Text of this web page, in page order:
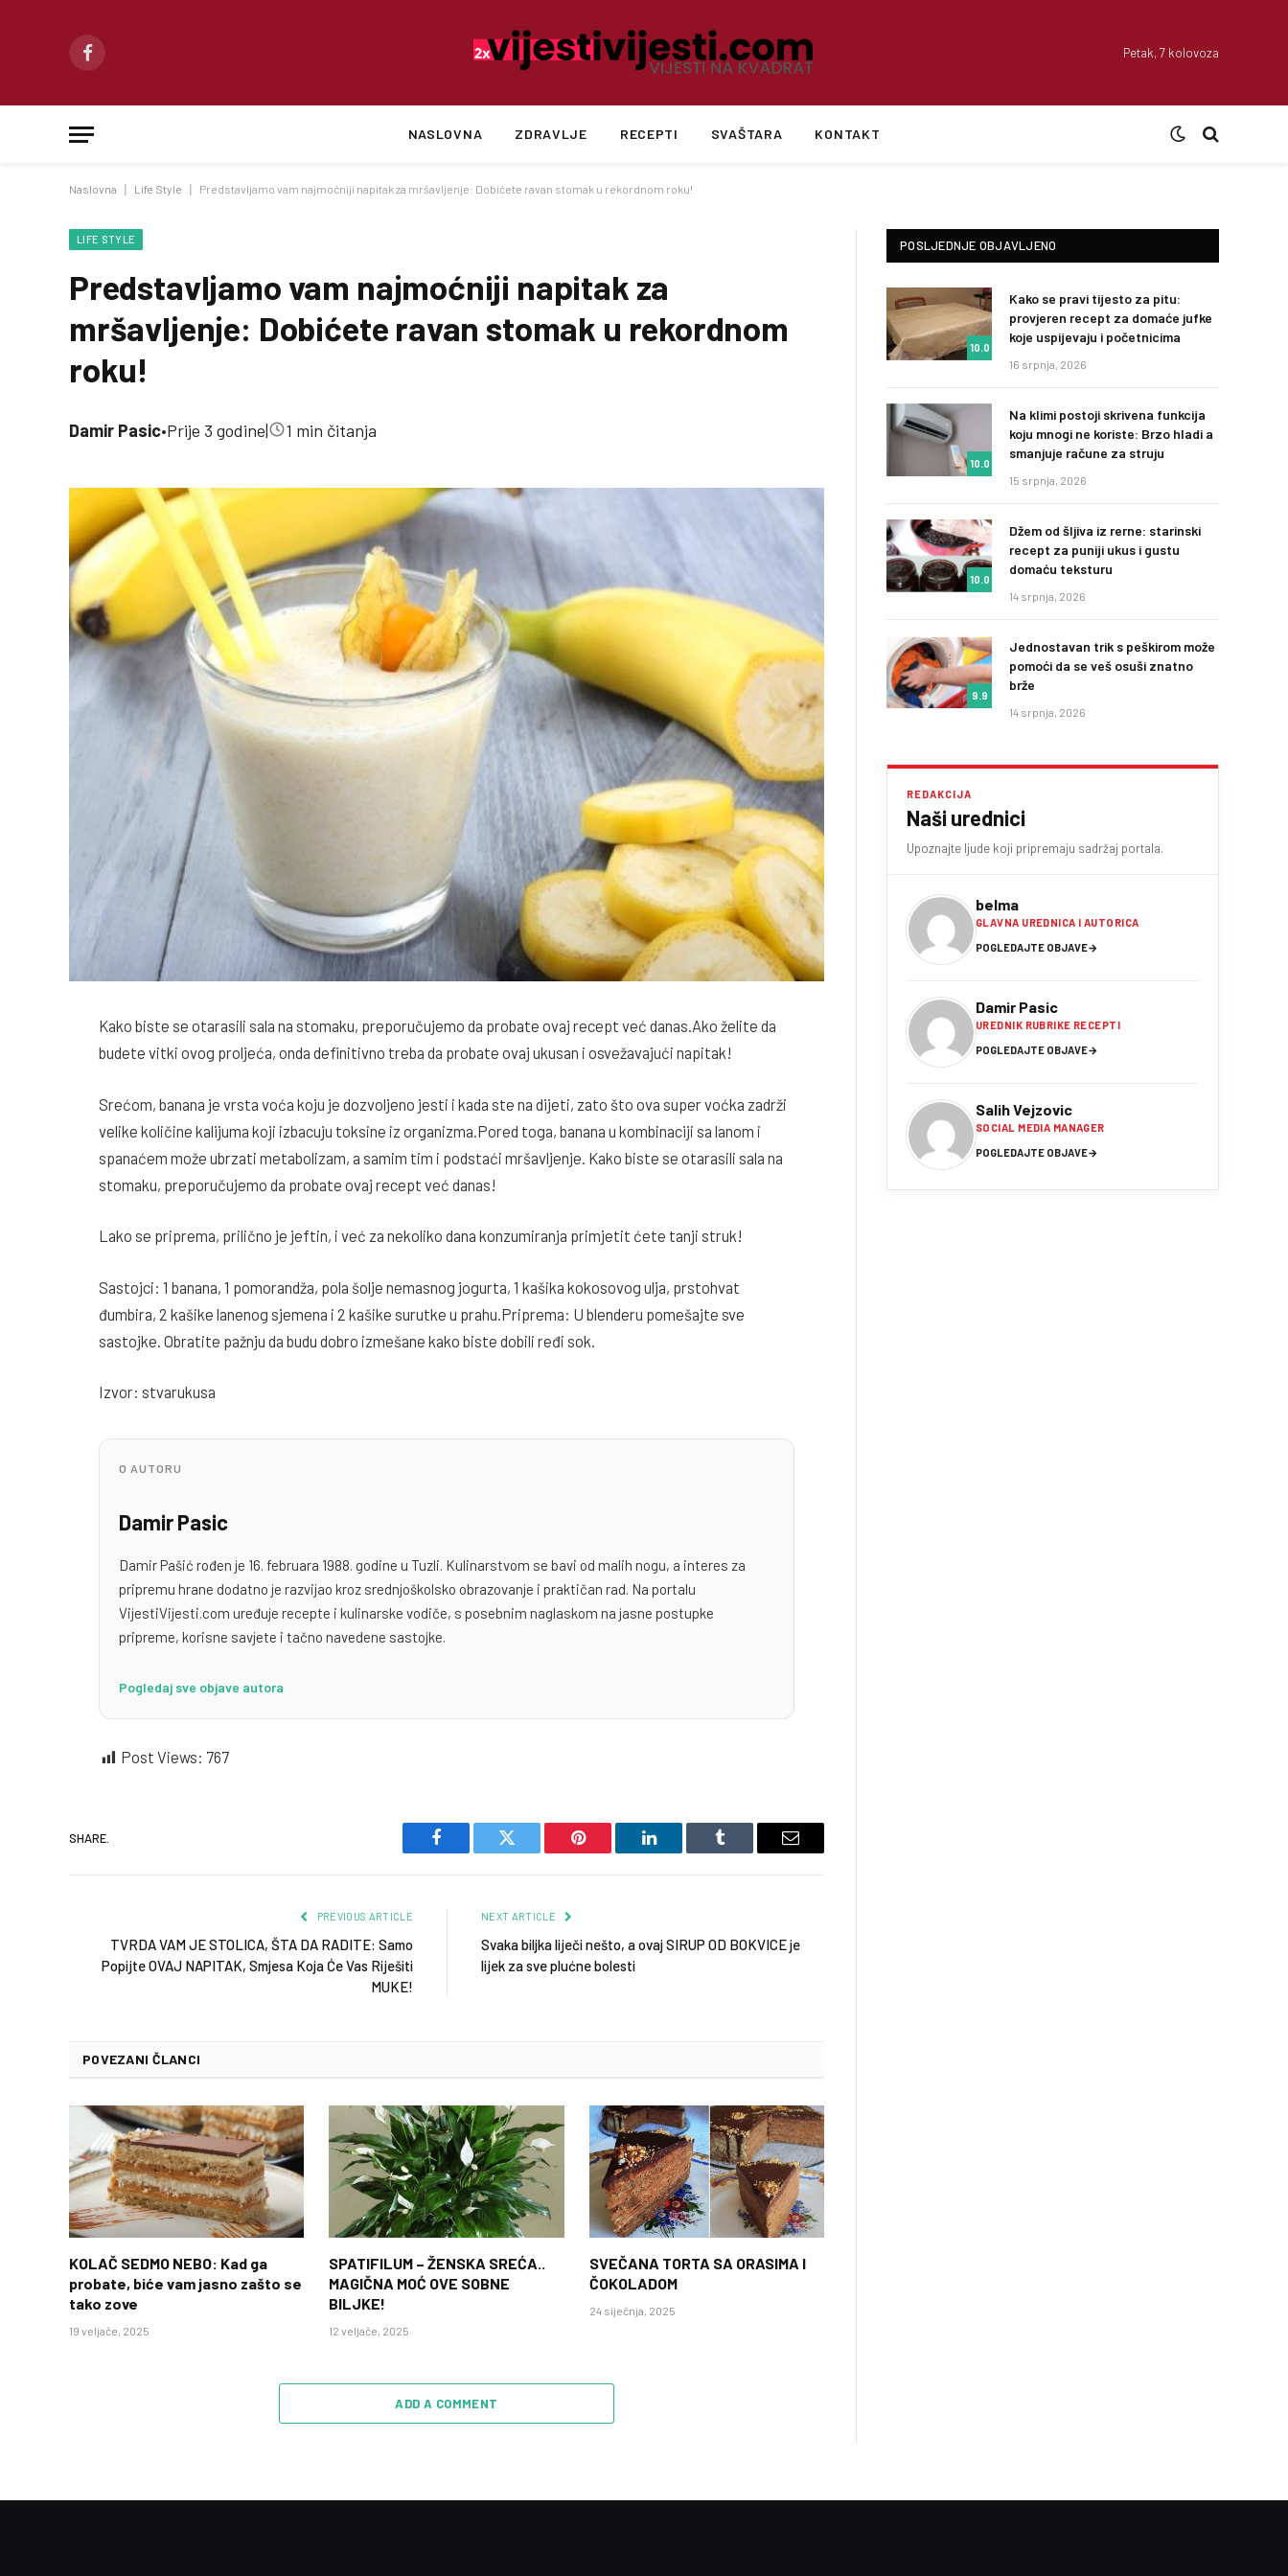
Facebook
Petak, 7 kolovoza
NASLOVNA ZDRAVLJE RECEPTI SVAŠTARA KONTAKT
Naslovna Life Style Predstavljamo vam najmoćniji napitak za mršavljenje: Dobićete ravan stomak u rekordnom roku!
LIFE STYLE
Predstavljamo vam najmoćniji napitak za
mršavljenje: Dobićete ravan stomak u rekordnom
roku!
Damir Pasic•Prije 3 godine| 1 min čitanja
Kako biste se otarasili sala na stomaku, preporučujemo da probate ovaj recept već danas.Ako želite da
budete vitki ovog proljeća, onda definitivno treba da probate ovaj ukusan i osvežavajući napitak!
Srećom, banana je vrsta voća koju je dozvoljeno jesti i kada ste na dijeti, zato što ova super voćka zadrži
velike količine kalijuma koji izbacuju toksine iz organizma.Pored toga, banana u kombinaciji sa lanom i
spanaćem može ubrzati metabolizam, a samim tim i podstaći mršavljenje. Kako biste se otarasili sala na
stomaku, preporučujemo da probate ovaj recept već danas!
Lako se priprema, prilično je jeftin, i već za nekoliko dana konzumiranja primjetit ćete tanji struk!
Sastojci: 1 banana, 1 pomorandža, pola šolje nemasnog jogurta, 1 kašika kokosovog ulja, prstohvat
đumbira, 2 kašike lanenog sjemena i 2 kašike surutke u prahu.Priprema: U blenderu pomešajte sve
sastojke. Obratite pažnju da budu dobro izmešane kako biste dobili ređi sok.
Izvor: stvarukusa
O AUTORU
Damir Pasic
Damir Pašić rođen je 16. februara 1988. godine u Tuzli. Kulinarstvom se bavi od malih nogu, a interes za
pripremu hrane dodatno je razvijao kroz srednjoškolsko obrazovanje i praktičan rad. Na portalu
VijestiVijesti.com uređuje recepte i kulinarske vodiče, s posebnim naglaskom na jasne postupke
pripreme, korisne savjete i tačno navedene sastojke.
Pogledaj sve objave autora
Post Views: 767
SHARE.
Facebook Twitter Pinterest LinkedIn Tumblr Email
PREVIOUS ARTICLE
TVRDA VAM JE STOLICA, ŠTA DA RADITE: Samo
Popijte OVAJ NAPITAK, Smjesa Koja Će Vas Riješiti
MUKE!
NEXT ARTICLE
Svaka biljka liječi nešto, a ovaj SIRUP OD BOKVICE je
lijek za sve plućne bolesti
POVEZANI ČLANCI
KOLAČ SEDMO NEBO: Kad ga
probate, biće vam jasno zašto se
tako zove
19 veljače, 2025
SPATIFILUM – ŽENSKA SREĆA..
MAGIČNA MOĆ OVE SOBNE
BILJKE!
12 veljače, 2025
SVEČANA TORTA SA ORASIMA I
ČOKOLADOM
24 siječnja, 2025
ADD A COMMENT
POSLJEDNJE OBJAVLJENO
10.0
Kako se pravi tijesto za pitu:
provjeren recept za domaće jufke
koje uspijevaju i početnicima
16 srpnja, 2026
10.0
Na klimi postoji skrivena funkcija
koju mnogi ne koriste: Brzo hladi a
smanjuje račune za struju
15 srpnja, 2026
10.0
Džem od šljiva iz rerne: starinski
recept za puniji ukus i gustu
domaću teksturu
14 srpnja, 2026
9.9
Jednostavan trik s peškirom može
pomoći da se veš osuši znatno
brže
14 srpnja, 2026
REDAKCIJA
Naši urednici
Upoznajte ljude koji pripremaju sadržaj portala.
belma
GLAVNA UREDNICA I AUTORICA
POGLEDAJTE OBJAVE→
Damir Pasic
UREDNIK RUBRIKE RECEPTI
POGLEDAJTE OBJAVE→
Salih Vejzovic
SOCIAL MEDIA MANAGER
POGLEDAJTE OBJAVE→